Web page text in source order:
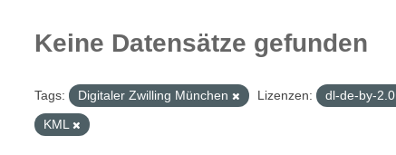
Keine Datensätze gefunden
Tags: Digitaler Zwilling München Lizenzen: dl-de-by-2.0
KML